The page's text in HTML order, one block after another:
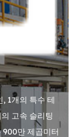
1개의 특수 테
고속 슬리팅
900만 제곱미터